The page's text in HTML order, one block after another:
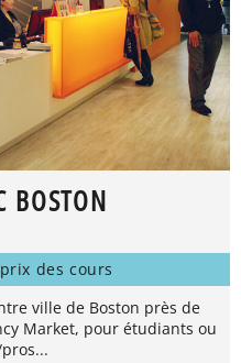
BOSTON
des cours
ville de Boston près de
Market, pour étudiants ou